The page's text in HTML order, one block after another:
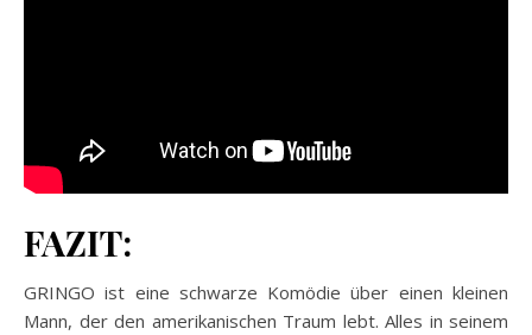
FAZIT:
GRINGO ist eine schwarze Komödie über einen kleinen
Mann, der den amerikanischen Traum lebt. Alles in seinem